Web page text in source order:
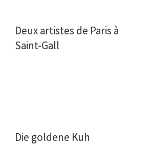
Deux artistes de Paris à
Saint-Gall
Die goldene Kuh